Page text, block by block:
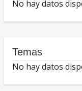
No hay datos
Temas
No hay datos